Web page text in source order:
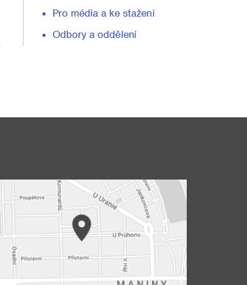
Pro média a ke stažení
Odbory a oddělení